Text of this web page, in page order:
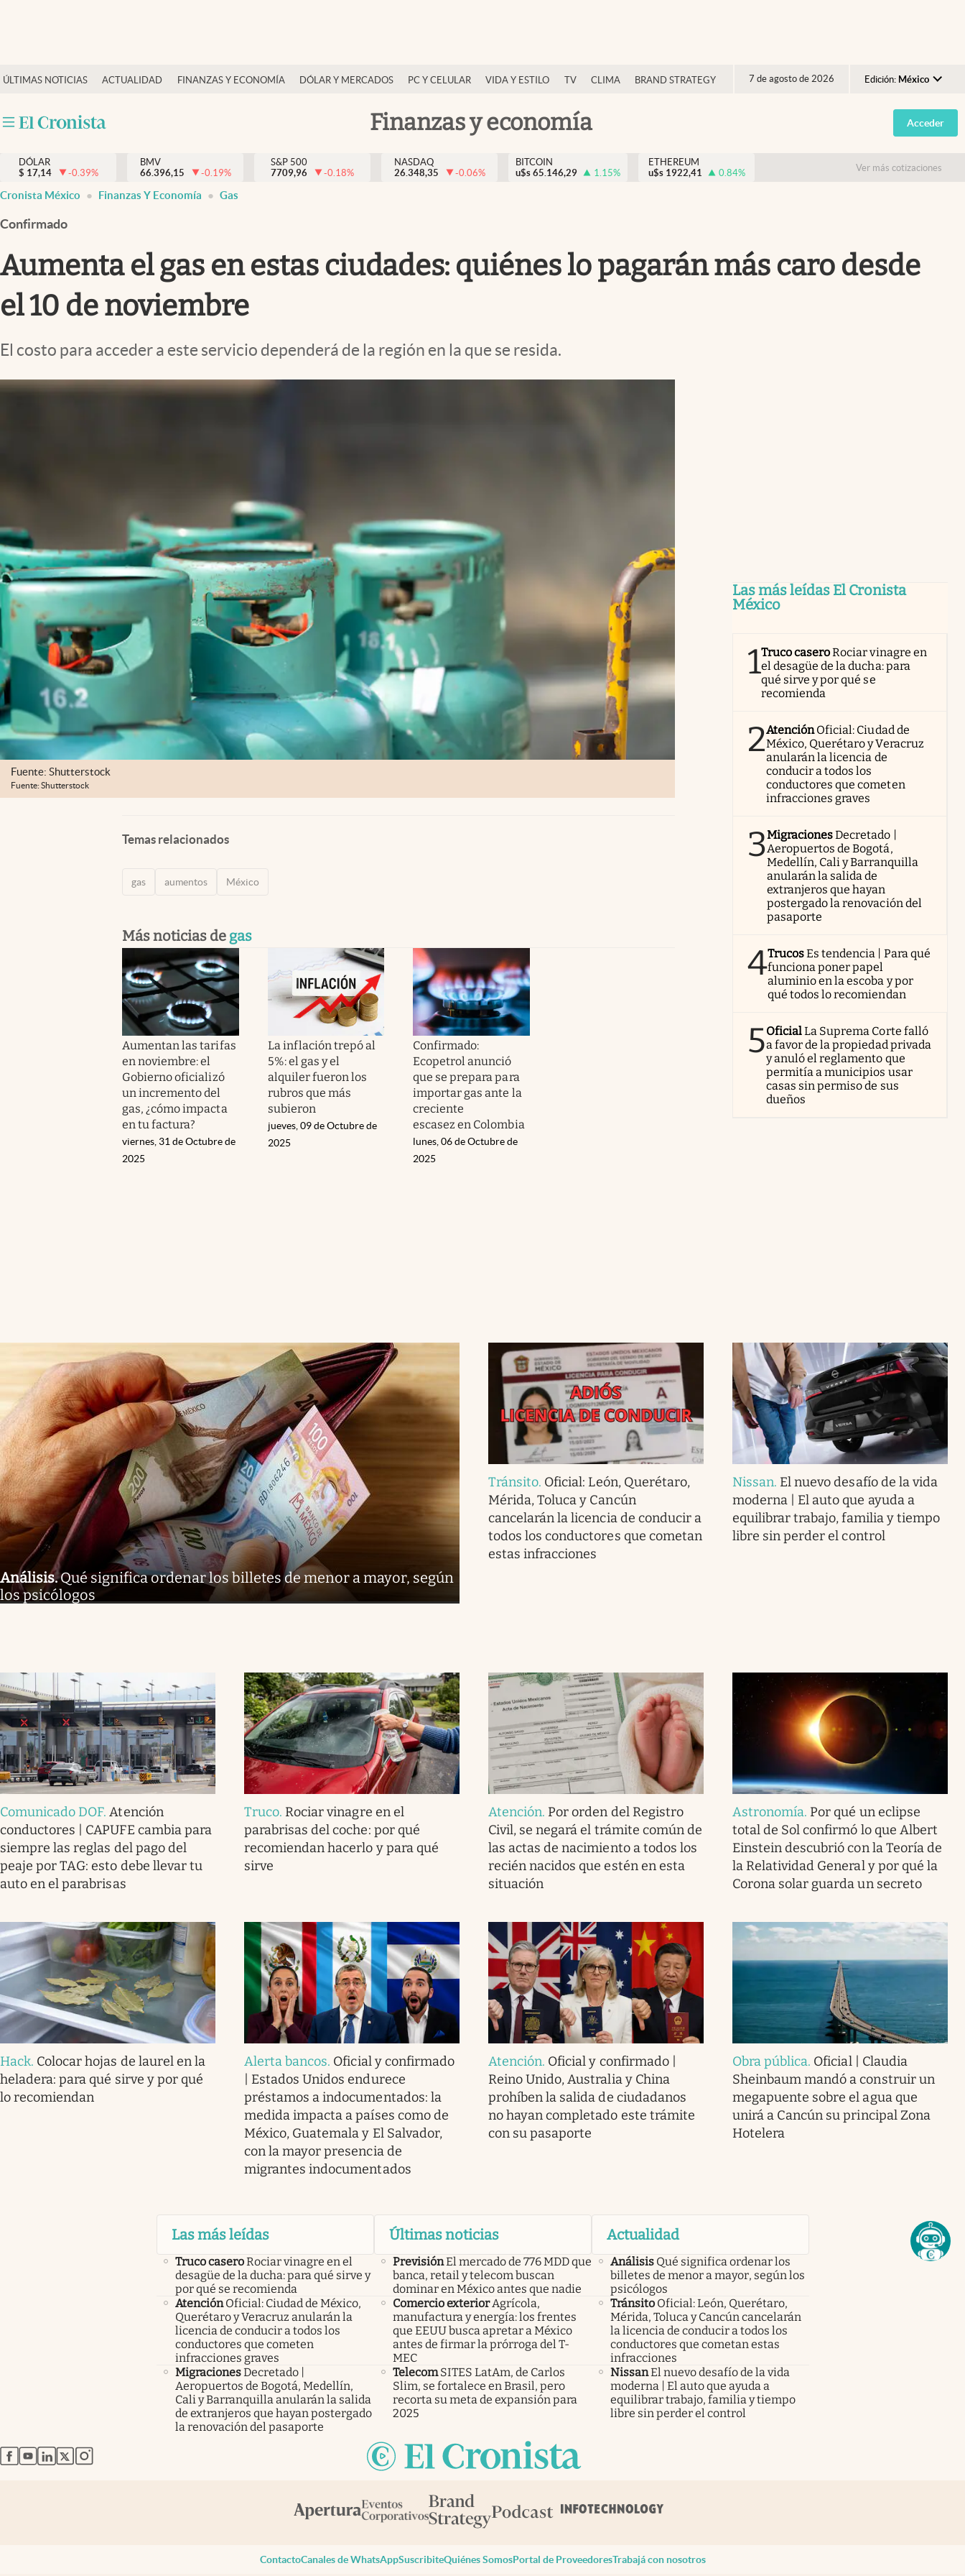
ÚLTIMAS NOTICIAS ACTUALIDAD FINANZAS Y ECONOMÍA DÓLAR Y MERCADOS PC Y CELULAR VIDA Y ESTILO TV CLIMA BRAND STRATEGY 7 de agosto de 2026 Edición: México
Argentina
España
USA
Finanzas y economía
Actualidad
Internacionales
Opinión
Brand Strategy
Vida y estilo
Tv
Espiritualidad
Mediakit
Acceder
DÓLAR
$ 17,14 -0.39%
BMV
66.396,15
-0.19%
S&P 500
7709,96
-0.18%
NASDAQ
26.348,35
-0.06%
BITCOIN
u$s 65.146,29 1.15%
ETHEREUM
u$s 1922,41 0.84% Ver más cotizaciones
Cronista México Finanzas Y Economía Gas
Confirmado
Aumenta el gas en estas ciudades: quiénes lo pagarán más caro desde
el 10 de noviembre
El costo para acceder a este servicio dependerá de la región en la que se resida.
Fuente: Shutterstock
Fuente: Shutterstock
Temas relacionados
gas aumentos México
Más noticias de gas
Aumentan las tarifas
en noviembre: el
Gobierno oficializó
un incremento del
gas, ¿cómo impacta
en tu factura?
viernes, 31 de Octubre de
2025
La inflación trepó al
5%: el gas y el
alquiler fueron los
rubros que más
subieron
jueves, 09 de Octubre de
2025
Confirmado:
Ecopetrol anunció
que se prepara para
importar gas ante la
creciente
escasez en Colombia
lunes, 06 de Octubre de
2025
Las más leídas El Cronista
México
1Truco caseroRociar vinagre en
el desagüe de la ducha: para
qué sirve y por qué se
recomienda
2AtenciónOficial: Ciudad de
México, Querétaro y Veracruz
anularán la licencia de
conducir a todos los
conductores que cometen
infracciones graves
3MigracionesDecretado |
Aeropuertos de Bogotá,
Medellín, Cali y Barranquilla
anularán la salida de
extranjeros que hayan
postergado la renovación del
pasaporte
4TrucosEs tendencia | Para qué
funciona poner papel
aluminio en la escoba y por
qué todos lo recomiendan
5OficialLa Suprema Corte falló
a favor de la propiedad privada
y anuló el reglamento que
permitía a municipios usar
casas sin permiso de sus
dueños
Análisis.Qué significa ordenar los billetes de menor a mayor, según
los psicólogos
Tránsito. Oficial: León, Querétaro,
Mérida, Toluca y Cancún
cancelarán la licencia de conducir a
todos los conductores que cometan
estas infracciones
Nissan. El nuevo desafío de la vida
moderna | El auto que ayuda a
equilibrar trabajo, familia y tiempo
libre sin perder el control
Comunicado DOF.Atención
conductores | CAPUFE cambia para
siempre las reglas del pago del
peaje por TAG: esto debe llevar tu
auto en el parabrisas
Truco. Rociar vinagre en el
parabrisas del coche: por qué
recomiendan hacerlo y para qué
sirve
Atención. Por orden del Registro
Civil, se negará el trámite común de
las actas de nacimiento a todos los
recién nacidos que estén en esta
situación
Astronomía. Por qué un eclipse
total de Sol confirmó lo que Albert
Einstein descubrió con la Teoría de
la Relatividad General y por qué la
Corona solar guarda un secreto
Hack. Colocar hojas de laurel en la
heladera: para qué sirve y por qué
lo recomiendan
Alerta bancos. Oficial y confirmado
| Estados Unidos endurece
préstamos a indocumentados: la
medida impacta a países como de
México, Guatemala y El Salvador,
con la mayor presencia de
migrantes indocumentados
Atención. Oficial y confirmado |
Reino Unido, Australia y China
prohíben la salida de ciudadanos
no hayan completado este trámite
con su pasaporte
Obra pública. Oficial | Claudia
Sheinbaum mandó a construir un
megapuente sobre el agua que
unirá a Cancún su principal Zona
Hotelera
Las más leídas
Truco caseroRociar vinagre en el
desagüe de la ducha: para qué sirve y
por qué se recomienda
Atención Oficial: Ciudad de México,
Querétaro y Veracruz anularán la
licencia de conducir a todos los
conductores que cometen
infracciones graves
MigracionesDecretado |
Aeropuertos de Bogotá, Medellín,
Cali y Barranquilla anularán la salida
de extranjeros que hayan postergado
la renovación del pasaporte
Últimas noticias
PrevisiónEl mercado de 776 MDD que
banca, retail y telecom buscan
dominar en México antes que nadie
Comercio exterior Agrícola,
manufactura y energía: los frentes
que EEUU busca apretar a México
antes de firmar la prórroga del T-
MEC
Telecom SITES LatAm, de Carlos
Slim, se fortalece en Brasil, pero
recorta su meta de expansión para
2025
Actualidad
Análisis Qué significa ordenar los
billetes de menor a mayor, según los
psicólogos
Tránsito Oficial: León, Querétaro,
Mérida, Toluca y Cancún cancelarán
la licencia de conducir a todos los
conductores que cometan estas
infracciones
NissanEl nuevo desafío de la vida
moderna | El auto que ayuda a
equilibrar trabajo, familia y tiempo
libre sin perder el control
abre en nueva pestaña
abre en nueva pestaña
abre en nueva pestaña
abre en nueva pestaña
abre en nueva pestaña
ContactoCanales de WhatsAppSuscribiteQuiénes SomosPortal de ProveedoresTrabajá con nosotros